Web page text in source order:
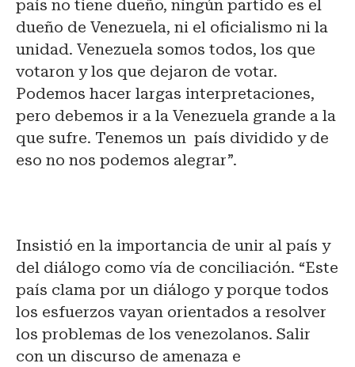
país no tiene dueño, ningún partido es el
dueño de Venezuela, ni el oficialismo ni la
unidad. Venezuela somos todos, los que
votaron y los que dejaron de votar.
Podemos hacer largas interpretaciones,
pero debemos ir a la Venezuela grande a la
que sufre. Tenemos un país dividido y de
eso no nos podemos alegrar”.
Insistió en la importancia de unir al país y
del diálogo como vía de conciliación. “Este
país clama por un diálogo y porque todos
los esfuerzos vayan orientados a resolver
los problemas de los venezolanos. Salir
con un discurso de amenaza e